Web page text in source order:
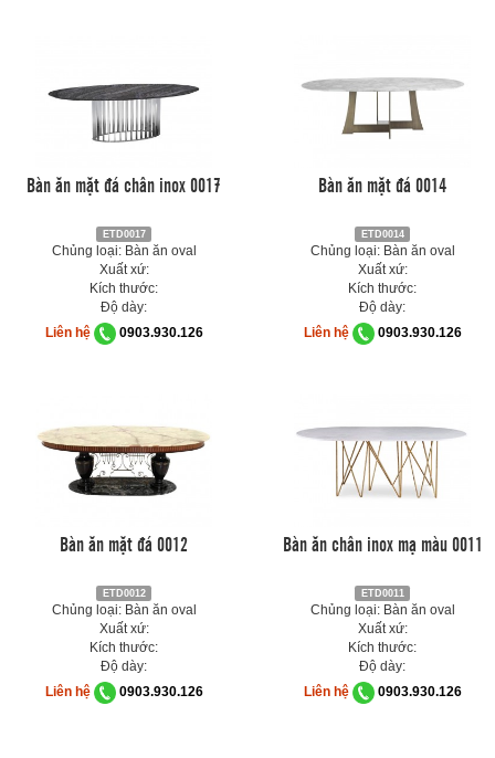
Bàn ăn mặt đá chân inox 0017
ETD0017
Chủng loại: Bàn ăn oval
Xuất xứ:
Kích thước:
Độ dày:
Liên hệ
0903.930.126
Bàn ăn mặt đá 0014
ETD0014
Chủng loại: Bàn ăn oval
Xuất xứ:
Kích thước:
Độ dày:
Liên hệ
0903.930.126
Bàn ăn mặt đá 0012
ETD0012
Chủng loại: Bàn ăn oval
Xuất xứ:
Kích thước:
Độ dày:
Liên hệ
0903.930.126
Bàn ăn chân inox mạ màu 0011
ETD0011
Chủng loại: Bàn ăn oval
Xuất xứ:
Kích thước:
Độ dày:
Liên hệ
0903.930.126